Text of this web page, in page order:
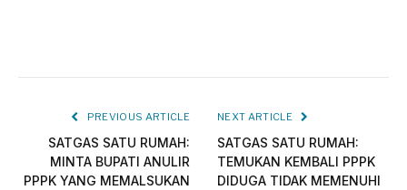
PREVIOUS ARTICLE
SATGAS SATU RUMAH:
MINTA BUPATI ANULIR
PPPK YANG MEMALSUKAN
NEXT ARTICLE
SATGAS SATU RUMAH:
TEMUKAN KEMBALI PPPK
DIDUGA TIDAK MEMENUHI